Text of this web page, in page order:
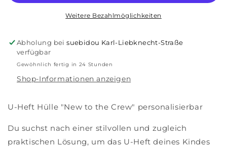
the
Crew&quot;
the
Crew&quot;
Weitere Bezahlmöglichkeiten
Abholung beisuebidou Karl-Liebknecht-Straße
verfügbar
Gewöhnlich fertig in 24 Stunden
Shop-Informationen anzeigen
U-Heft Hülle "New to the Crew" personalisierbar
Du suchst nach einer stilvollen und zugleich
praktischen Lösung, um das U-Heft deines Kindes